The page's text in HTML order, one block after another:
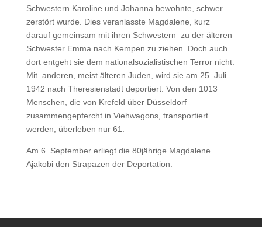
Schwestern Karoline und Johanna bewohnte, schwer
zerstört wurde. Dies veranlasste Magdalene, kurz
darauf gemeinsam mit ihren Schwestern zu der älteren
Schwester Emma nach Kempen zu ziehen. Doch auch
dort entgeht sie dem nationalsozialistischen Terror nicht.
Mit anderen, meist älteren Juden, wird sie am 25. Juli
1942 nach Theresienstadt deportiert. Von den 1013
Menschen, die von Krefeld über Düsseldorf
zusammengepfercht in Viehwagons, transportiert
werden, überleben nur 61.
Am 6. September erliegt die 80jährige Magdalene
Ajakobi den Strapazen der Deportation.